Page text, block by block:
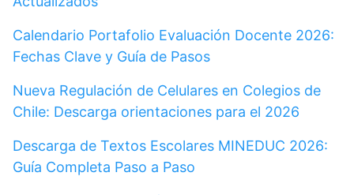
Calendario Portafolio Evaluación Docente 2026:
Fechas Clave y Guía de Pasos
Nueva Regulación de Celulares en Colegios de
Chile: Descarga orientaciones para el 2026
Descarga de Textos Escolares MINEDUC 2026:
Guía Completa Paso a Paso